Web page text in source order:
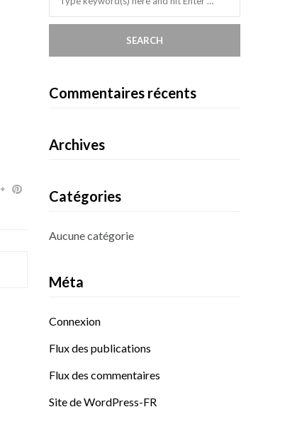
Commentaires récents
Archives
Catégories
Aucune catégorie
Méta
Connexion
Flux des publications
Flux des commentaires
Site de WordPress-FR